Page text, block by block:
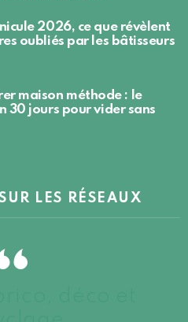
2026, ce que révèlent
oubliés par les bâtisseurs
maison méthode : le
30 jours pour vider sans
LES RÉSEAUX